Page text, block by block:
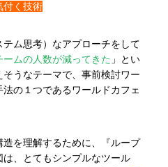
付く技術
ム思考）な アプローチをして
ームの人数が減ってきた 」とい
うなテーマで、事前検討ワー
の１つであるワールドカフェ
を理解するために、『ループ
、とてもシンプルなツール